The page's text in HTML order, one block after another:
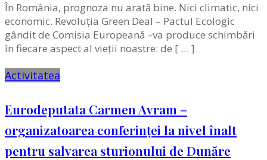
În România, prognoza nu arată bine. Nici climatic, nici
economic. Revoluția Green Deal – Pactul Ecologic
gândit de Comisia Europeană –va produce schimbări
în fiecare aspect al vieții noastre: de [ … ]
Activitatea
Eurodeputata Carmen Avram –
organizatoarea conferinței la nivel înalt
pentru salvarea sturionului de Dunăre